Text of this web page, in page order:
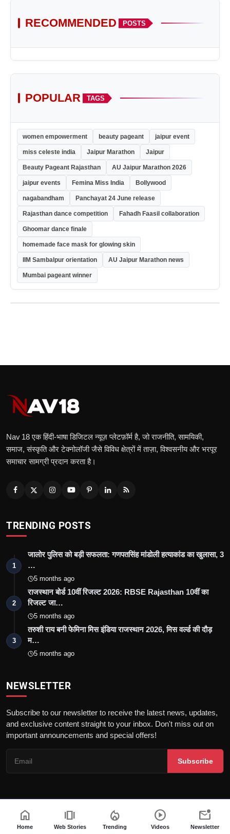
RECOMMENDED POSTS
POPULAR TAGS
women empowerment beauty pageant jaipur event
miss celeste india Jaipur Marathon Jaipur
Beauty Pageant Rajasthan AU Jaipur Marathon 2026
jaipur events Femina Miss India Bollywood
nagabandham Panchayat 24 June release
Rajasthan dance competition Fahadh Faasil collaboration
Ghoomar dance finale
homemade face mask for glowing skin
IIM Sambalpur orientation AU Jaipur Marathon news
Mumbai pageant winner
Nav 18 एक हिंदी‑भाषा डिजिटल न्यूज़ प्लेटफ़ॉर्म है, जो राजनीति, सामयिकी,
समाज, संस्कृति और टेक्नोलॉजी जैसे विविध क्षेत्रों में ताज़ा, विश्वसनीय और भरपूर
समाचार सामग्री प्रदान करता है।
TRENDING POSTS
1
जालोर पुलिस को बड़ी सफलता: गणपतसिंह मांडोली हत्याकांड का खुलासा, 3
…
5 months ago
2
राजस्थान बोर्ड 10वीं रिजल्ट 2026: RBSE Rajasthan 10वीं का
रिजल्ट जा…
5 months ago
3
तरुशी राय बनी फेमिना मिस इंडिया राजस्थान 2026, मिस वर्ल्ड की दौड़
म…
5 months ago
NEWSLETTER
Subscribe to our newsletter to receive the latest news, updates,
and exclusive content straight to your inbox. Don't miss out on
important announcements and special offers!
Subscribe
© 2026 Nav 18 Hindi | All rights reserved. | FWS
नियम और शर्तेंगोपनीयता नीतिकानूनी जानकारी
फैक्ट चेकिंग पॉलिसी
home
Home
amp_stories
Web Stories
local_fire_department
Trending
play_circle
Videos
mark_email_unread
Newsletter